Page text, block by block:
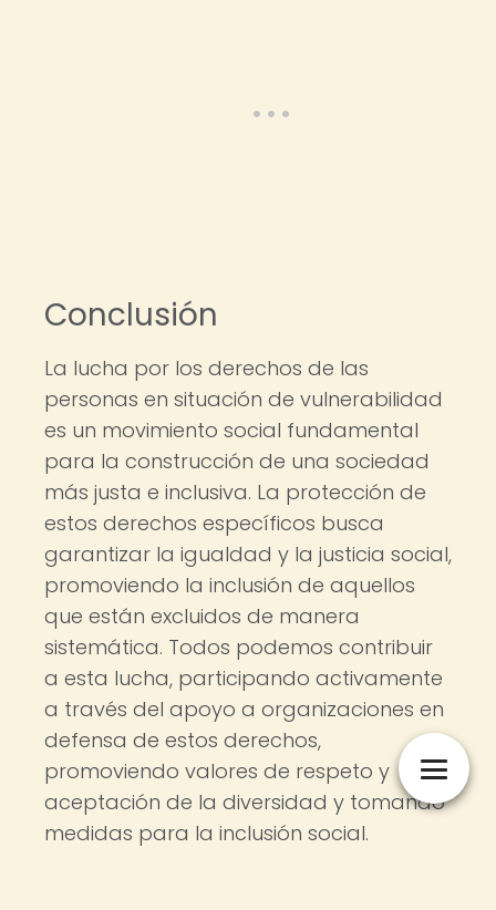
Conclusión
La lucha por los derechos de las
personas en situación de vulnerabilidad
es un movimiento social fundamental
para la construcción de una sociedad
más justa e inclusiva. La protección de
estos derechos específicos busca
garantizar la igualdad y la justicia social,
promoviendo la inclusión de aquellos
que están excluidos de manera
sistemática. Todos podemos contribuir
a esta lucha, participando activamente
a través del apoyo a organizaciones en
defensa de estos derechos,
promoviendo valores de respeto y
aceptación de la diversidad y tomando
medidas para la inclusión social.